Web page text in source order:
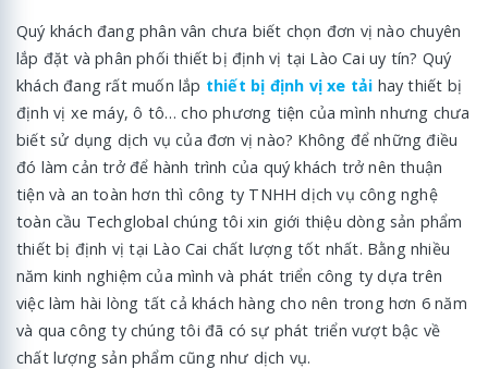
Quý khách đang phân vân chưa biết chọn đơn vị nào chuyên
lắp đặt và phân phối thiết bị định vị tại Lào Cai uy tín? Quý
khách đang rất muốn lắp thiết bị định vị xe tải hay thiết bị
định vị xe máy, ô tô… cho phương tiện của mình nhưng chưa
biết sử dụng dịch vụ của đơn vị nào? Không để những điều
đó làm cản trở để hành trình của quý khách trở nên thuận
tiện và an toàn hơn thì công ty TNHH dịch vụ công nghệ
toàn cầu Techglobal chúng tôi xin giới thiệu dòng sản phẩm
thiết bị định vị tại Lào Cai chất lượng tốt nhất. Bằng nhiều
năm kinh nghiệm của mình và phát triển công ty dựa trên
việc làm hài lòng tất cả khách hàng cho nên trong hơn 6 năm
và qua công ty chúng tôi đã có sự phát triển vượt bậc về
chất lượng sản phẩm cũng như dịch vụ.